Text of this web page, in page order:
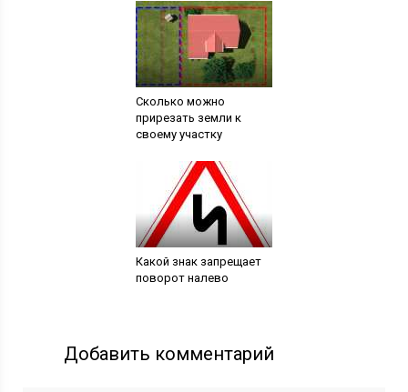
Сколько можно
прирезать земли к
своему участку
Какой знак запрещает
поворот налево
Добавить комментарий